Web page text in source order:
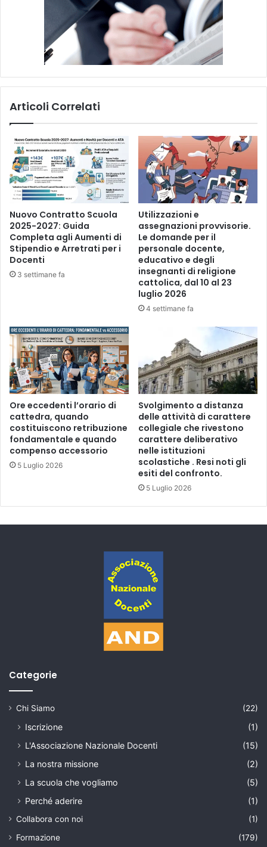
a
a
d
m
a
d
e
l
l
a
c
o
m
s
i
t
à
"
Articoli Correlati
Nuovo Contratto Scuola
2025-2027: Guida
Completa agli Aumenti di
Stipendio e Arretrati per i
Docenti
3 settimane fa
Utilizzazioni e
assegnazioni provvisorie.
Le domande per il
personale docente,
educativo e degli
insegnanti di religione
cattolica, dal 10 al 23
luglio 2026
4 settimane fa
Ore eccedenti l’orario di
cattedra, quando
costituiscono retribuzione
fondamentale e quando
compenso accessorio
5 Luglio 2026
Svolgimento a distanza
delle attività di carattere
collegiale che rivestono
carattere deliberativo
nelle istituzioni
scolastiche . Resi noti gli
esiti del confronto.
5 Luglio 2026
Categorie
Chi Siamo (22)
Iscrizione
(1)
L'Associazione Nazionale Docenti
(15)
La nostra missione
(2)
La scuola che vogliamo
(5)
Perché aderire
(1)
Collabora con noi
(1)
Formazione
(179)